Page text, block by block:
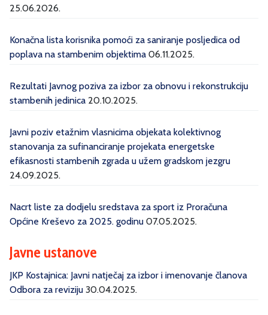
25.06.2026.
Konačna lista korisnika pomoći za saniranje posljedica od
poplava na stambenim objektima 06.11.2025.
Rezultati Javnog poziva za izbor za obnovu i rekonstrukciju
stambenih jedinica 20.10.2025.
Javni poziv etažnim vlasnicima objekata kolektivnog
stanovanja za sufinanciranje projekata energetske
efikasnosti stambenih zgrada u užem gradskom jezgru
24.09.2025.
Nacrt liste za dodjelu sredstava za sport iz Proračuna
Općine Kreševo za 2025. godinu 07.05.2025.
Javne ustanove
JKP Kostajnica: Javni natječaj za izbor i imenovanje članova
Odbora za reviziju 30.04.2025.